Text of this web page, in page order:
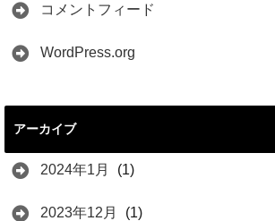
コメントフィード
WordPress.org
アーカイブ
2024年1月 (1)
2023年12月 (1)